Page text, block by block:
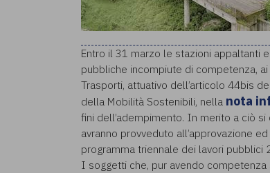
Entro il 31 marzo le stazioni appaltanti
pubbliche incompiute di competenza,
Trasporti, attuativo dell’articolo 44bis
della Mobilità Sostenibili, nella nota
fini dell’adempimento. In merito a ciò
avranno provveduto all’approvazione
programma triennale dei lavori pubblici
I soggetti che, pur avendo